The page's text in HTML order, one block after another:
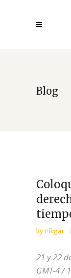
Blog
by Fibgar
21 y 22
GMT-4 /